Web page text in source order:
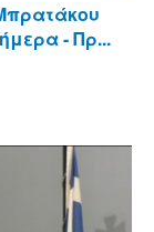
- Πρ...